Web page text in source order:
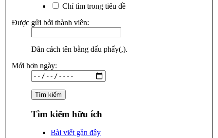
Chỉ tìm trong tiêu đề
Được gửi bởi thành viên:
Dãn cách tên bằng dấu phẩy(,).
Mới hơn ngày:
Tìm kiếm hữu ích
Bài viết gần đây